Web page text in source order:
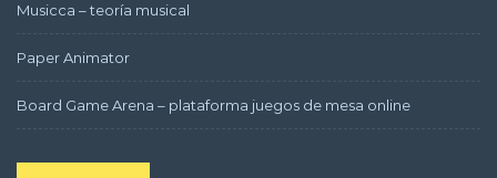
Musicca – teoría musical
Paper Animator
Board Game Arena – plataforma juegos de mesa online